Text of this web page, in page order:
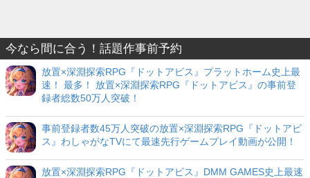
今なら間に合う！話題作事前予約
放置×深淵探索RPG『ドットアビス』プラットホーム史上最
速！ 最多！ 放置×深淵探索RPG『ドットアビス』の事前登
録者総数50万人突破！
事前登録者数45万人突破の放置×深淵探索RPG『ドットアビ
ス』わしゃがなTVにて最速先行ゲームプレイ動画が公開！
放置×深淵探索RPG『ドットアビス』DMM GAMES史上最速